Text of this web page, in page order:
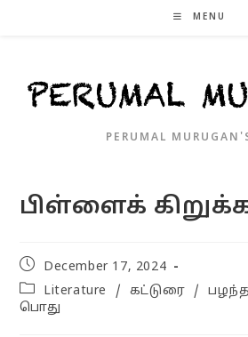
MENU
PERUMAL
பிள்ளைக்
Post
published:
December 17, 2024
Post
category:
Literature / கட்டுரை /
பொது